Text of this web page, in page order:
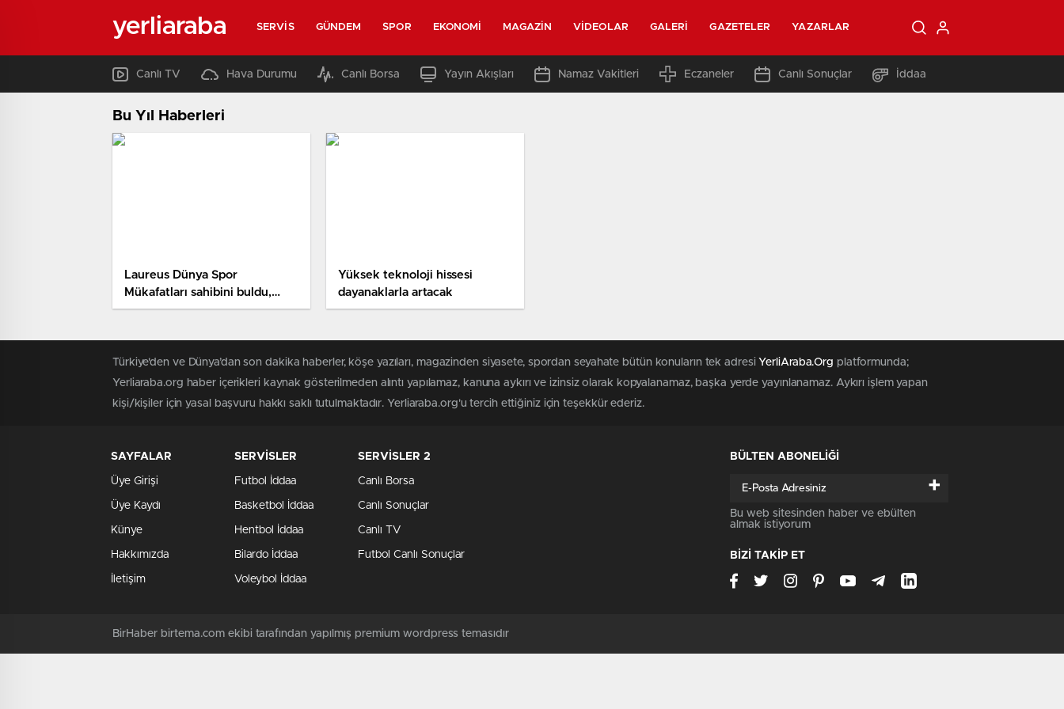
yerliaraba SERVIS GÜNDEM SPOR EKONOMI MAGAZIN VIDEOLAR GALERI GAZETELER YAZARLAR
Canlı TV Hava Durumu Canlı Borsa Yayın Akışları Namaz Vakitleri Eczaneler Canlı Sonuçlar İddaa
Bu Yıl Haberleri
Laureus Dünya Spor
Mükafatları sahibini buldu,
tenisçiler damga vurdu!
Yüksek teknoloji hissesi
dayanaklarla artacak
Türkiye'den ve Dünya’dan son dakika haberler, köşe yazıları, magazinden siyasete, spordan seyahate bütün konuların tek adresi YerliAraba.Org platformunda;
Yerliaraba.org haber içerikleri kaynak gösterilmeden alıntı yapılamaz, kanuna aykırı ve izinsiz olarak kopyalanamaz, başka yerde yayınlanamaz. Aykırı işlem yapan
kişi/kişiler için yasal başvuru hakkı saklı tutulmaktadır. Yerliaraba.org'u tercih ettiğiniz için teşekkür ederiz.
SAYFALAR
Üye Girişi
Üye Kaydı
Künye
Hakkımızda
İletişim
SERVİSLER
Futbol İddaa
Basketbol İddaa
Hentbol İddaa
Bilardo İddaa
Voleybol İddaa
SERVİSLER 2
Canlı Borsa
Canlı Sonuçlar
Canlı TV
Futbol Canlı Sonuçlar
BÜLTEN ABONELİĞİ
+
Bu web sitesinden haber ve ebülten
almak istiyorum
BİZİ TAKİP ET
BirHaber birtema.com ekibi tarafından yapılmış premium wordpress temasıdır